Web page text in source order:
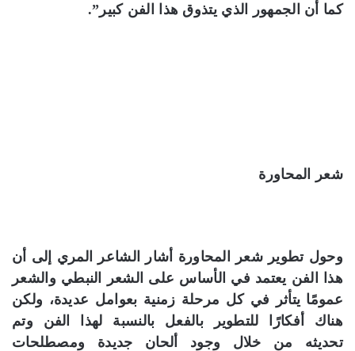
كما أن الجمهور الذي يتذوق هذا الفن كبير”.
شعر المحاورة
وحول تطوير شعر المحاورة أشار الشاعر المري إلى أن
هذا الفن يعتمد في الأساس على الشعر النبطي والشعر
عمومًا يتأثر في كل مرحلة زمنية بعوامل عديدة، ولكن
هناك أفكارًا للتطوير بالفعل بالنسبة لهذا الفن وتم
تحديثه من خلال وجود ألحان جديدة ومصطلحات